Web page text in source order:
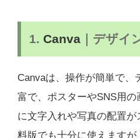
1. Canva ｜デザイ
Canvaは、操作が簡単で
富で、ポスターやSNS用
に文字入れや写真の配置
料版でも十分に使えます